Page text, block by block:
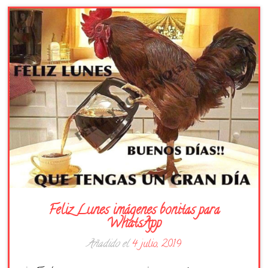
Buenas Noches
Frases
Feliz Cumpleaños
Festividad
Feliz Lunes imágenes bonitas para
WhatsApp
Añadido el4 julio, 2019